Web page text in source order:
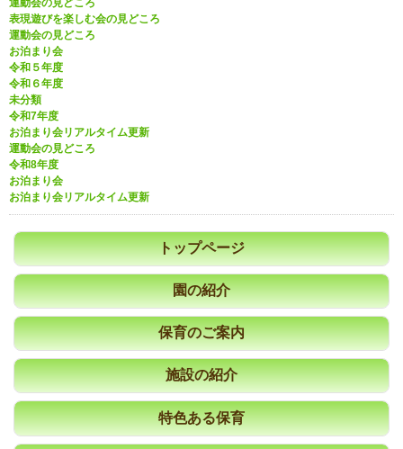
表現遊びを楽しむ会の見どころ
運動会の見どころ
お泊まり会
令和５年度
令和６年度
未分類
令和7年度
お泊まり会リアルタイム更新
運動会の見どころ
令和8年度
お泊まり会
お泊まり会リアルタイム更新
トップページ
園の紹介
保育のご案内
施設の紹介
特色ある保育